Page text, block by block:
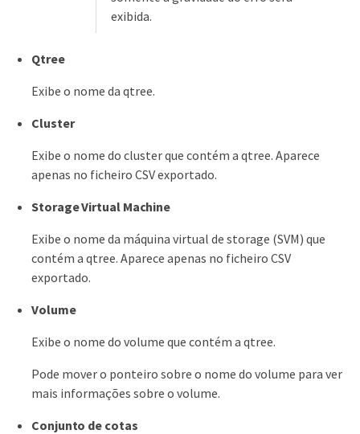
exibida.
Qtree
Exibe o nome da qtree.
Cluster
Exibe o nome do cluster que contém a qtree. Aparece
apenas no ficheiro CSV exportado.
Storage Virtual Machine
Exibe o nome da máquina virtual de storage (SVM) que
contém a qtree. Aparece apenas no ficheiro CSV
exportado.
Volume
Exibe o nome do volume que contém a qtree.
Pode mover o ponteiro sobre o nome do volume para ver
mais informações sobre o volume.
Conjunto de cotas